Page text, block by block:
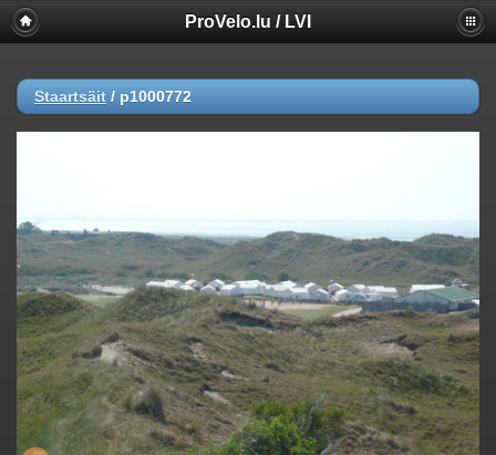
ProVelo.lu / LVI
Staartsäit / p1000772